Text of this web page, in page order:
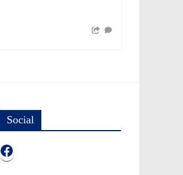
Social
TB auf Facebook